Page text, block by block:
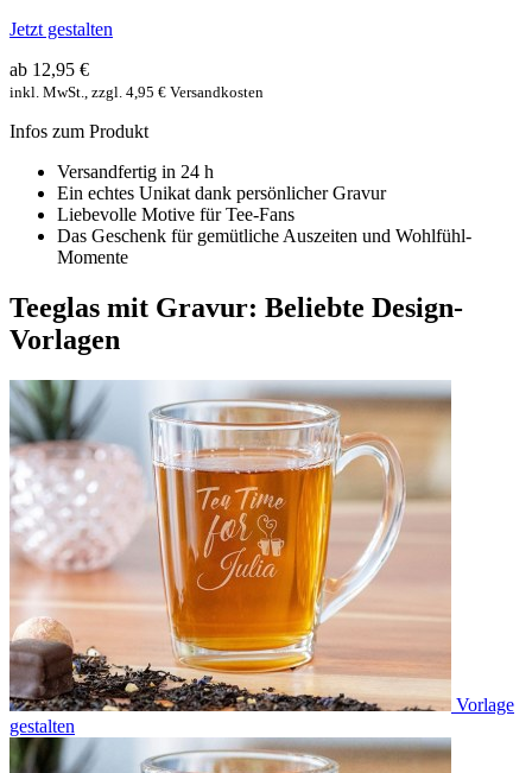
Jetzt gestalten
ab 12,95 €
inkl. MwSt., zzgl. 4,95 € Versandkosten
Infos zum Produkt
Versandfertig in 24 h
Ein echtes Unikat dank persönlicher Gravur
Liebevolle Motive für Tee-Fans
Das Geschenk für gemütliche Auszeiten und Wohlfühl-
Momente
Teeglas mit Gravur: Beliebte Design-
Vorlagen
Vorlage
gestalten